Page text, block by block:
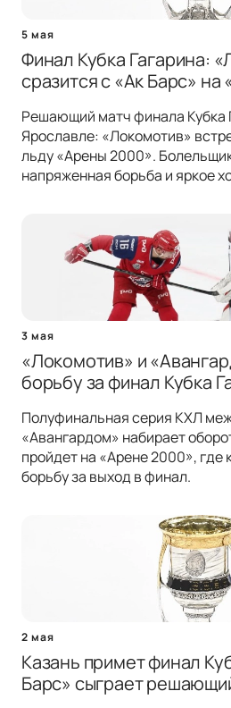
5 мая
Финал Кубка Гагарина:
сразится с «Ак Барс» на
Решающий матч финала Кубка
Ярославле: «Локомотив»
льду «Арены 2000».
напряженная борьба и яркое
3 мая
«Локомотив» и
борьбу за финал Кубка
Полуфинальная серия КХЛ
«Авангардом» набирает
пройдет на «Арене 2000»,
борьбу за выход в финал.
2 мая
Казань примет финал
Барс» сыграет